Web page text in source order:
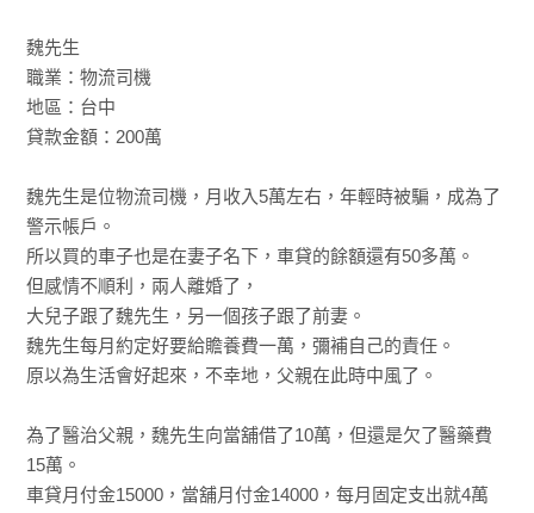
魏先生
職業：物流司機
地區：台中
貸款金額：200萬
魏先生是位物流司機，月收入5萬左右，年輕時被騙，成為了
警示帳戶。
所以買的車子也是在妻子名下，車貸的餘額還有50多萬。
但感情不順利，兩人離婚了，
大兒子跟了魏先生，另一個孩子跟了前妻。
魏先生每月約定好要給贍養費一萬，彌補自己的責任。
原以為生活會好起來，不幸地，父親在此時中風了。
為了醫治父親，魏先生向當舖借了10萬，但還是欠了醫藥費
15萬。
車貸月付金15000，當舖月付金14000，每月固定支出就4萬